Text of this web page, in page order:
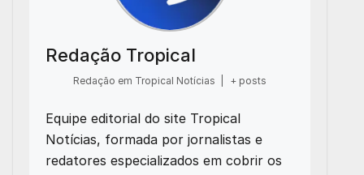
Redação Tropical
Redação em Tropical Notícias + posts
Equipe editorial do site Tropical
Notícias, formada por jornalistas e
redatores especializados em cobrir os